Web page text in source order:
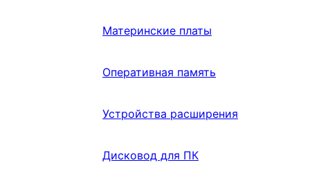
Материнские платы
Оперативная память
Устройства расширения
Дисковод для ПК